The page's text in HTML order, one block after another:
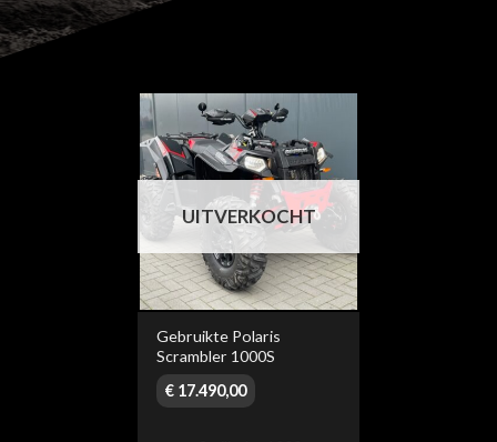
UITVERKOCHT
Gebruikte Polaris
Scrambler 1000S
€ 17.490,00